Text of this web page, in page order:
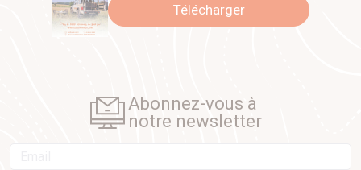
Télécharger
Abonnez-vous à
notre newsletter